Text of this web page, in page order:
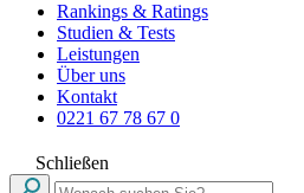
Rankings & Ratings
Studien & Tests
Leistungen
Über uns
Kontakt
0221 67 78 67 0
Schließen